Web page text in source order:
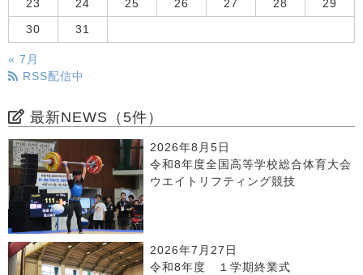
23 24 25 26 27 28 29
30 31
« 7月
RSS配信中
最新NEWS（5件）
2026年8月5日
令和8年度全国高等学校総合体育大会
ウエイトリフティング競技
2026年7月27日
令和8年度 １学期終業式